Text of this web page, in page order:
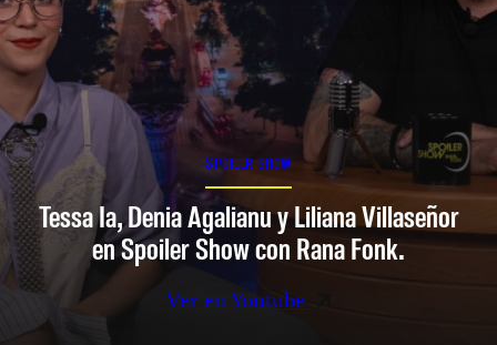
SPOILER SHOW
Tessa Ia, Denia Agalianu y Liliana Villaseñor
en Spoiler Show con Rana Fonk.
Ver en Youtube